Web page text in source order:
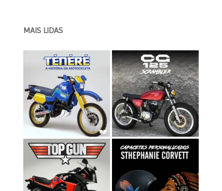
MAIS LIDAS